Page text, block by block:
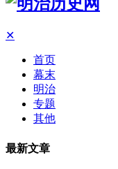
✕
首页
幕末
明治
专题
其他
最新文章